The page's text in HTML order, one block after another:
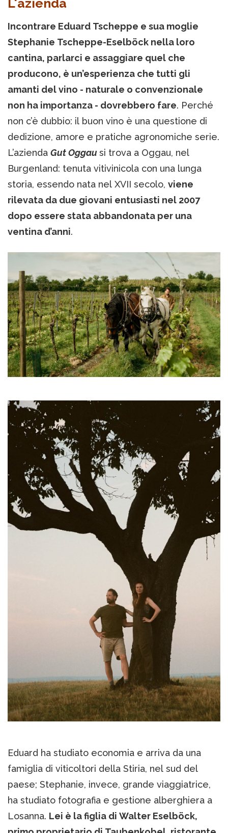
Incontrare Eduard Tscheppe e sua moglie
Stephanie Tscheppe-Eselböck nella loro
cantina, parlarci e assaggiare quel che
producono, è un’esperienza che tutti gli
amanti del vino - naturale o convenzionale
non ha importanza - dovrebbero fare. Perché
non c’è dubbio: il buon vino è una questione di
dedizione, amore e pratiche agronomiche serie.
L’azienda Gut Oggausi trova a Oggau, nel
Burgenland: tenuta vitivinicola con una lunga
storia, essendo nata nel XVII secolo, viene
rilevata da due giovani entusiasti nel 2007
dopo essere stata abbandonata per una
ventina d’anni.
Eduard ha studiato economia e arriva da una
famiglia di viticoltori della Stiria, nel sud del
paese; Stephanie, invece, grande viaggiatrice,
ha studiato fotografia e gestione alberghiera a
Losanna. Lei è la figlia di Walter Eselböck,